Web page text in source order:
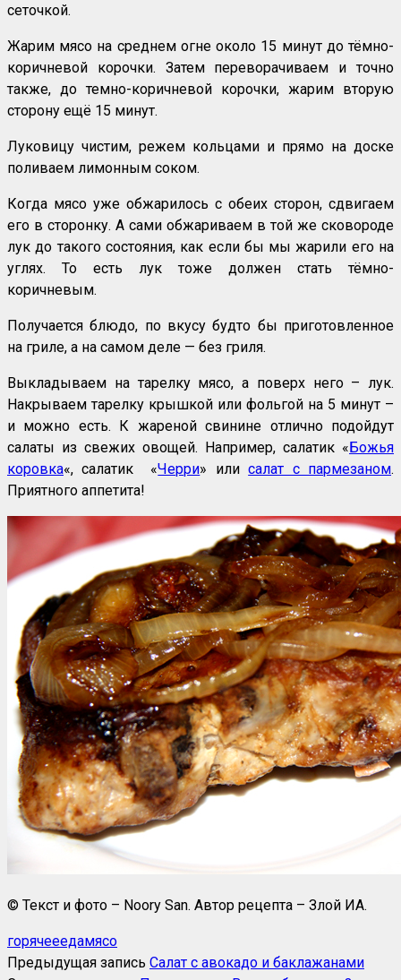
сеточкой.
Жарим мясо на среднем огне около 15 минут до тёмно-
коричневой корочки. Затем переворачиваем и точно
также, до темно-коричневой корочки, жарим вторую
сторону ещё 15 минут.
Луковицу чистим, режем кольцами и прямо на доске
поливаем лимонным соком.
Когда мясо уже обжарилось с обеих сторон, сдвигаем
его в сторонку. А сами обжариваем в той же сковороде
лук до такого состояния, как если бы мы жарили его на
углях. То есть лук тоже должен стать тёмно-
коричневым.
Получается блюдо, по вкусу будто бы приготовленное
на гриле, а на самом деле — без гриля.
Выкладываем на тарелку мясо, а поверх него – лук.
Накрываем тарелку крышкой или фольгой на 5 минут –
и можно есть. К жареной свинине отлично подойдут
салаты из свежих овощей. Например, салатик «Божья
коровка«, салатик «Черри» илисалат с пармезаном.
Приятного аппетита!
© Текст и фото – Noory San. Автор рецепта – Злой ИА.
горячееедамясо
Предыдущая запись Салат с авокадо и баклажанами